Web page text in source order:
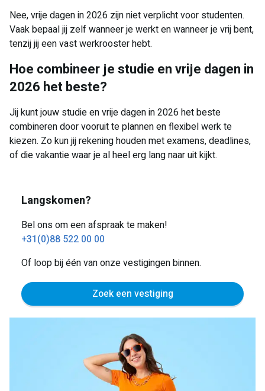
Nee, vrije dagen in 2026 zijn niet verplicht voor studenten.
Vaak bepaal jij zelf wanneer je werkt en wanneer je vrij bent,
tenzij jij een vast werkrooster hebt.
Hoe combineer je studie en vrije dagen in
2026 het beste?
Jij kunt jouw studie en vrije dagen in 2026 het beste
combineren door vooruit te plannen en flexibel werk te
kiezen. Zo kun jij rekening houden met examens, deadlines,
of die vakantie waar je al heel erg lang naar uit kijkt.
Langskomen?
Bel ons om een afspraak te maken!
+31(0)88 522 00 00
Of loop bij één van onze vestigingen binnen.
Zoek een vestiging